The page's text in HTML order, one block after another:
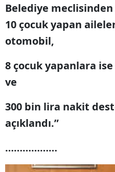
Belediye
10 çocuk yapan
otomobil,
8 çocuk yapanlara
ve
300 bin lira nakit
açıklandı.”
………………